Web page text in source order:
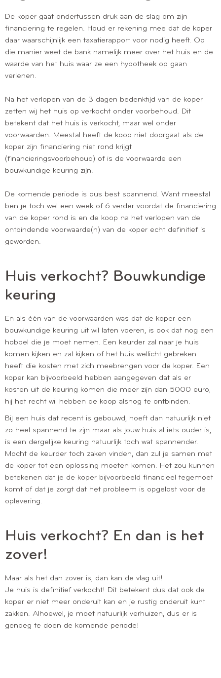
De koper gaat ondertussen druk aan de slag om zijn
financiering te regelen. Houd er rekening mee dat de koper
daar waarschijnlijk een taxatierapport voor nodig heeft. Op
die manier weet de bank namelijk meer over het huis en de
waarde van het huis waar ze een hypotheek op gaan
verlenen.
Na het verlopen van de 3 dagen bedenktijd van de koper
zetten wij het huis op verkocht onder voorbehoud. Dit
betekent dat het huis is verkocht, maar wel onder
voorwaarden. Meestal heeft de koop niet doorgaat als de
koper zijn financiering niet rond krijgt
(financieringsvoorbehoud) of is de voorwaarde een
bouwkundige keuring zijn.
De komende periode is dus best spannend. Want meestal
ben je toch wel een week of 6 verder voordat de financiering
van de koper rond is en de koop na het verlopen van de
ontbindende voorwaarde(n) van de koper echt definitief is
geworden.
Huis verkocht? Bouwkundige
keuring
En als één van de voorwaarden was dat de koper een
bouwkundige keuring uit wil laten voeren, is ook dat nog een
hobbel die je moet nemen. Een keurder zal naar je huis
komen kijken en zal kijken of het huis wellicht gebreken
heeft die kosten met zich meebrengen voor de koper. Een
koper kan bijvoorbeeld hebben aangegeven dat als er
kosten uit de keuring komen die meer zijn dan 5000 euro,
hij het recht wil hebben de koop alsnog te ontbinden.
Bij een huis dat recent is gebouwd, hoeft dan natuurlijk niet
zo heel spannend te zijn maar als jouw huis al iets ouder is,
is een dergelijke keuring natuurlijk toch wat spannender.
Mocht de keurder toch zaken vinden, dan zul je samen met
de koper tot een oplossing moeten komen. Het zou kunnen
betekenen dat je de koper bijvoorbeeld financieel tegemoet
komt of dat je zorgt dat het probleem is opgelost voor de
oplevering.
Huis verkocht? En dan is het
zover!
Maar als het dan zover is, dan kan de vlag uit!
Je huis is definitief verkocht! Dit betekent dus dat ook de
koper er niet meer onderuit kan en je rustig onderuit kunt
zakken. Alhoewel, je moet natuurlijk verhuizen, dus er is
genoeg te doen de komende periode!